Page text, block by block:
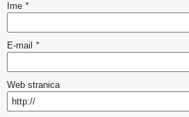
Ime *
E-mail *
Web stranica